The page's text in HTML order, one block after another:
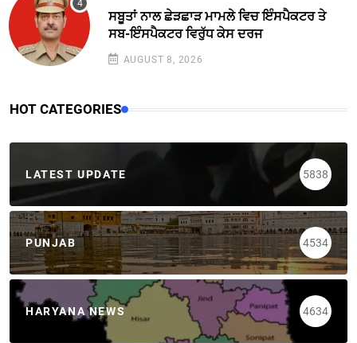
ਸਬੂਤਾਂ ਨਾਲ ਛੇੜਛਾੜ ਮਾਮਲੇ ਵਿਚ ਇੰਸਪੈਕਟਰ ਤੇ
ਸਬ-ਇੰਸਪੈਕਟਰ ਵਿਰੁੱਧ ਕੇਸ ਦਰਜ
AUGUST 8, 2026
HOT CATEGORIES
LATEST UPDATE 5838
PUNJAB 4534
HARYANA NEWS 4634